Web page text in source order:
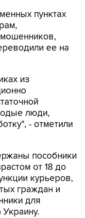
пунктах
ее на
из
люди,
- отметили
пособники
от 18 до
курьеров,
граждан и
для